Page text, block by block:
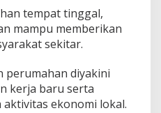
n
L
a
y
k
tempat tinggal,
mampu memberikan
sekitar.
perumahan diyakini
kerja baru serta
ekonomi lokal.